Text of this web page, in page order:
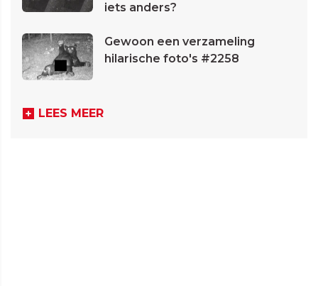
iets anders?
Gewoon een verzameling
hilarische foto's #2258
LEES MEER